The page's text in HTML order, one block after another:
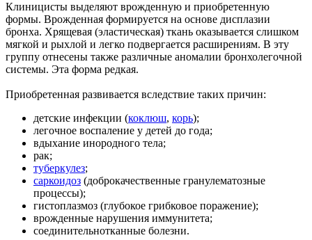
Клиницисты выделяют врожденную и приобретенную
формы. Врожденная формируется на основе дисплазии
бронха. Хрящевая (эластическая) ткань оказывается слишком
мягкой и рыхлой и легко подвергается расширениям. В эту
группу отнесены также различные аномалии бронхолегочной
системы. Эта форма редкая.
Приобретенная развивается вследствие таких причин:
детские инфекции (коклюш, корь);
легочное воспаление у детей до года;
вдыхание инородного тела;
рак;
туберкулез;
саркоидоз (доброкачественные гранулематозные
процессы);
гистоплазмоз (глубокое грибковое поражение);
врожденные нарушения иммунитета;
соединительнотканные болезни.